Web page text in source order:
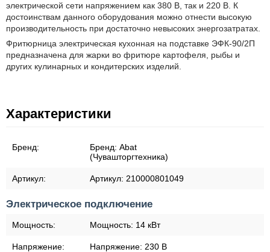
электрической сети напряжением как 380 В, так и 220 В. К
достоинствам данного оборудования можно отнести высокую
производительность при достаточно невысоких энергозатратах.
Фритюрница электрическая кухонная на подставке ЭФК-90/2П
предназначена для жарки во фритюре картофеля, рыбы и
других кулинарных и кондитерских изделий.
Характеристики
Бренд: Бренд: Abat
(Чувашторгтехника)
Артикул: Артикул: 210000801049
Электрическое подключение
Мощность: Мощность: 14 кВт
Напряжение: Напряжение: 230 В